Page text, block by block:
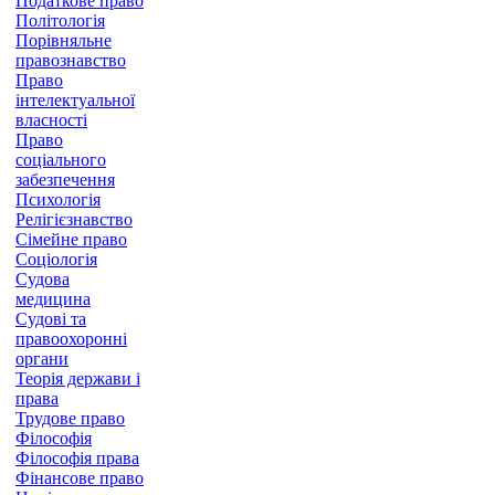
Політологія
Порівняльне
правознавство
Право
інтелектуальної
власності
Право
соціального
забезпечення
Психологія
Релігієзнавство
Сімейне право
Соціологія
Судова
медицина
Судові та
правоохоронні
органи
Теорія держави і
права
Трудове право
Філософія
Філософія права
Фінансове право